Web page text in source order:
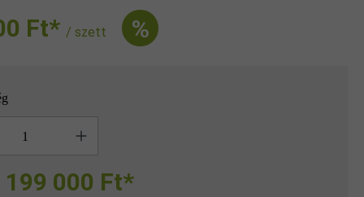
Ft‎‎‎*/ szett %
199 000 Ft*